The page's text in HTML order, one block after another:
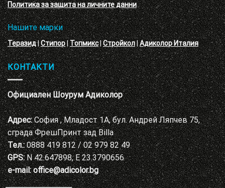
Политика за защита на личните данни
Нашите марки
Теразид|Стипор|Топмикс|Стройкол|Адиколор Италия
КОНТАКТИ
Официален Шоурум Адиколор
Адрес:София , Младост 1А, бул. Андрей Ляпчев 75,
сграда ФрешПринт зад Billa
Тел.:0888 419 812 / 02 979 82 49
GPS:N 42.647898, E 23.3790656
e-mail: office@adicolor.bg